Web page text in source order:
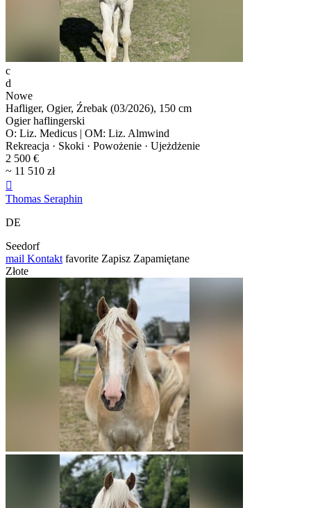
c
d
Nowe
Hafliger, Ogier, Źrebak (03/2026), 150 cm
Ogier haflingerski
O: Liz. Medicus | OM: Liz. Almwind
Rekreacja · Skoki · Powożenie · Ujeżdżenie
2 500 €
~ 11 510 zł

Thomas Seraphin
DE
Seedorf
mail Kontakt favorite Zapisz Zapamiętane
Złote